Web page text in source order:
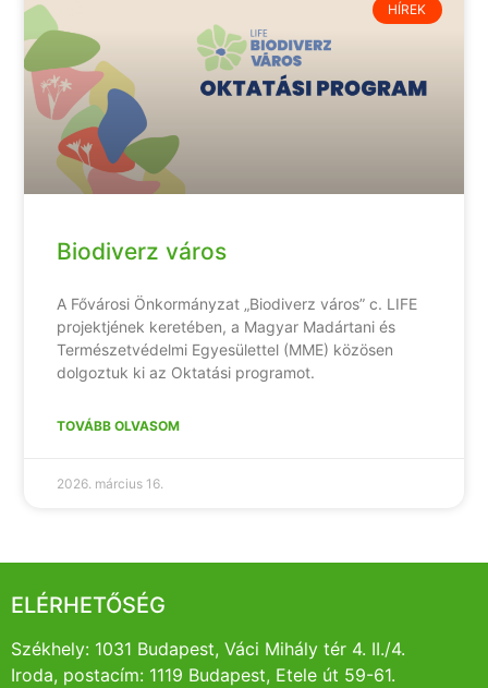
HÍREK
Biodiverz város
A Fővárosi Önkormányzat „Biodiverz város” c. LIFE
projektjének keretében, a Magyar Madártani és
Természetvédelmi Egyesülettel (MME) közösen
dolgoztuk ki az Oktatási programot.
TOVÁBB OLVASOM
2026. március 16.
ELÉRHETŐSÉG
Székhely: 1031 Budapest, Váci Mihály tér 4. II./4.
Iroda, postacím: 1119 Budapest, Etele út 59-61.